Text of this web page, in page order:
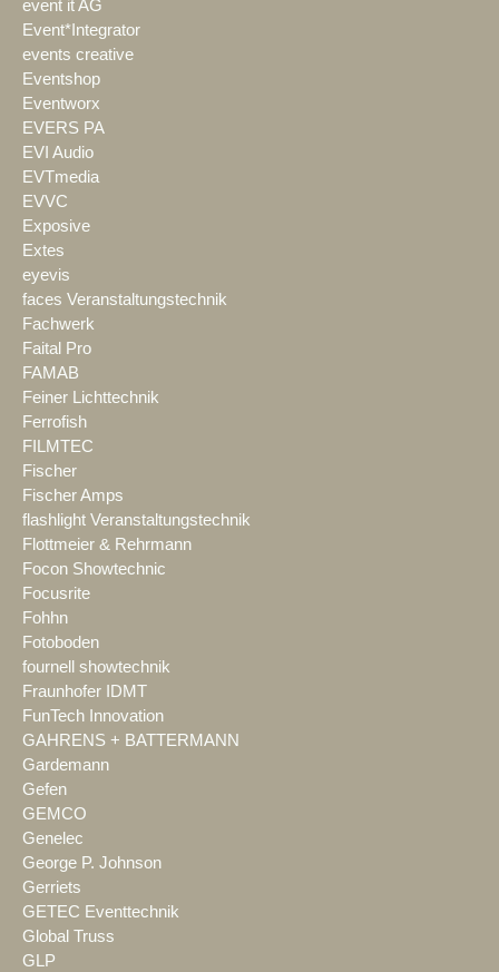
event it AG
Event*Integrator
events creative
Eventshop
Eventworx
EVERS PA
EVI Audio
EVTmedia
EVVC
Exposive
Extes
eyevis
faces Veranstaltungstechnik
Fachwerk
Faital Pro
FAMAB
Feiner Lichttechnik
Ferrofish
FILMTEC
Fischer
Fischer Amps
flashlight Veranstaltungstechnik
Flottmeier & Rehrmann
Focon Showtechnic
Focusrite
Fohhn
Fotoboden
fournell showtechnik
Fraunhofer IDMT
FunTech Innovation
GAHRENS + BATTERMANN
Gardemann
Gefen
GEMCO
Genelec
George P. Johnson
Gerriets
GETEC Eventtechnik
Global Truss
GLP